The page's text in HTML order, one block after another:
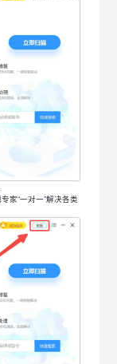
家“一对一”解决各类